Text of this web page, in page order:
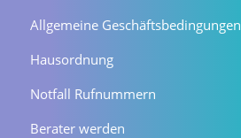
Allgemeine Geschäftsbedingungen
Hausordnung
Notfall Rufnummern
Berater werden